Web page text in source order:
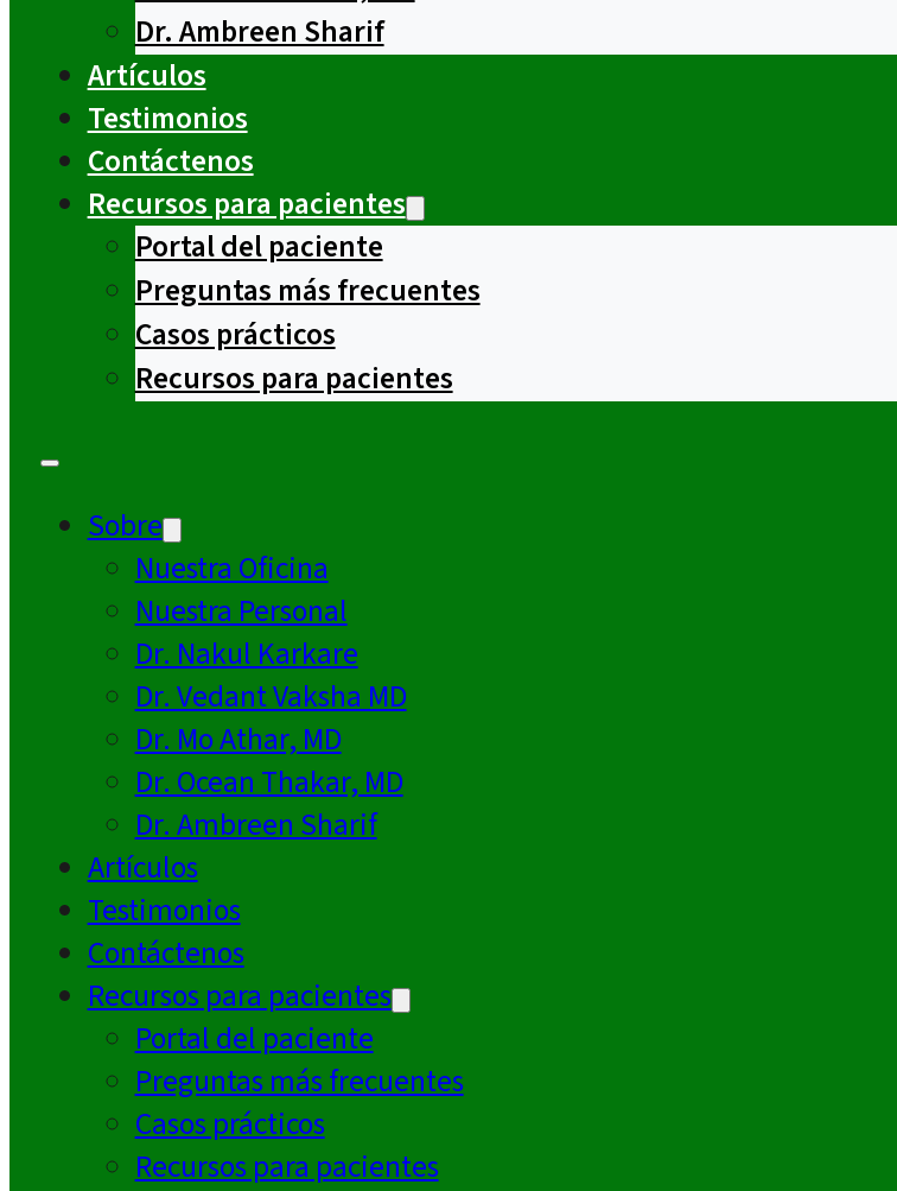
Dr. Ambreen Sharif
Artículos
Testimonios
Contáctenos
Recursos para pacientes
Portal del paciente
Preguntas más frecuentes
Casos prácticos
Recursos para pacientes
Sobre
Nuestra Oficina
Nuestra Personal
Dr. Nakul Karkare
Dr. Vedant Vaksha MD
Dr. Mo Athar, MD
Dr. Ocean Thakar, MD
Dr. Ambreen Sharif
Artículos
Testimonios
Contáctenos
Recursos para pacientes
Portal del paciente
Preguntas más frecuentes
Casos prácticos
Recursos para pacientes